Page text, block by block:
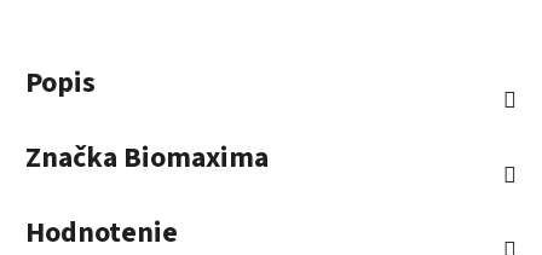
Popis
Značka Biomaxima
Hodnotenie